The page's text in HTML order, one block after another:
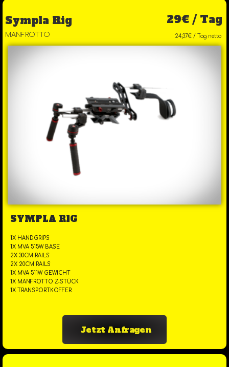
Sympla Rig 29€ / Tag
MANFROTTO 24,37€ / Tag netto
SYMPLA RIG
1X HANDGRIPS
1X MVA 515W BASE
2X 30CM RAILS
2X 20CM RAILS
1X MVA 511W GEWICHT
1X MANFROTTO Z-STÜCK
1X TRANSPORTKOFFER
Jetzt Anfragen